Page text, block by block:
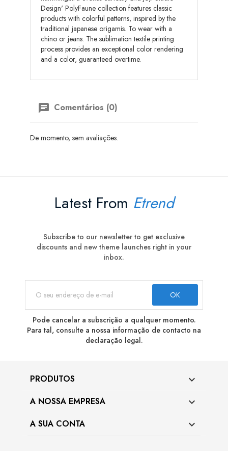
Design' PolyFaune collection features classic
products with colorful patterns, inspired by the
traditional japanese origamis. To wear with a
chino or jeans. The sublimation textile printing
process provides an exceptional color rendering
and a color, guaranteed overtime.
Comentários (0)
De momento, sem avaliações.
Latest From Etrend
Subscribe to our newsletter to get exclusive
discounts and new theme launches right in your
inbox.
Pode cancelar a subscrição a qualquer momento.
Para tal, consulte a nossa informação de contacto na
declaração legal.
PRODUTOS 
A NOSSA EMPRESA 
A SUA CONTA 